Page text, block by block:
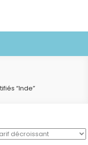
“Inde”